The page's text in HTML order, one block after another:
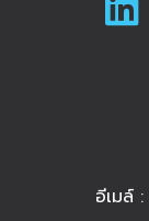
อีเมล์ :